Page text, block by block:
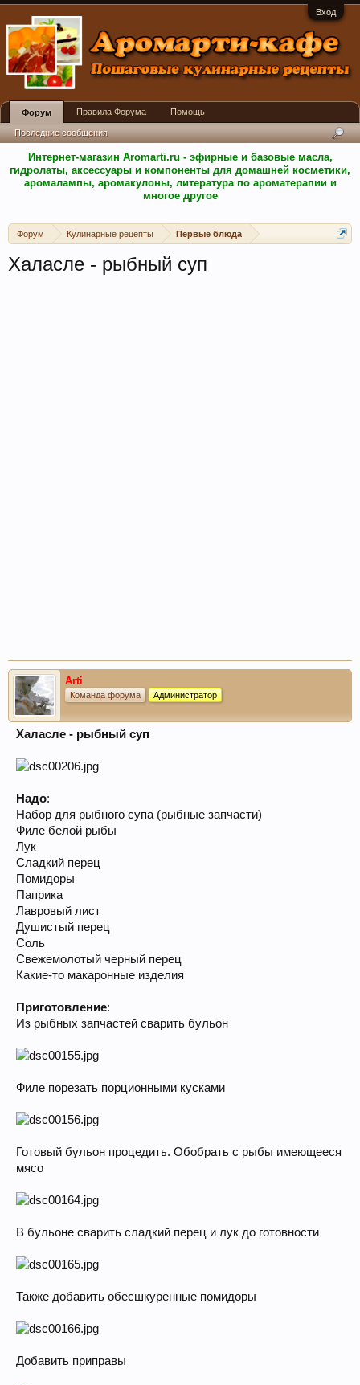
Вход
Интернет-магазин Aromarti.ru - эфирные и базовые масла,
гидролаты, аксессуары и компоненты для домашней косметики,
аромалампы, аромакулоны, литература по ароматерапии и
многое другое
Форум Кулинарные рецепты Первые блюда
Халасле - рыбный суп
Arti
Команда форума Администратор
Халасле - рыбный суп
Надо:
Набор для рыбного супа (рыбные запчасти)
Филе белой рыбы
Лук
Сладкий перец
Помидоры
Паприка
Лавровый лист
Душистый перец
Соль
Свежемолотый черный перец
Какие-то макаронные изделия
Приготовление:
Из рыбных запчастей сварить бульон
Филе порезать порционными кусками
Готовый бульон процедить. Обобрать с рыбы имеющееся
мясо
В бульоне сварить сладкий перец и лук до готовности
Также добавить обесшкуренные помидоры
Добавить приправы
Форум
Последние сообщения
Правила Форума Помощь